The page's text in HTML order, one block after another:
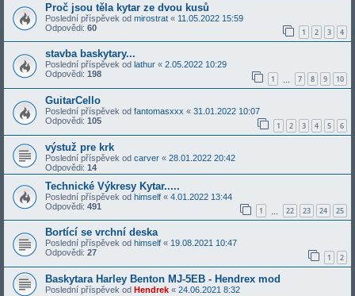
Proč jsou těla kytar ze dvou kusů
Poslední příspěvek od mirostrat « 11.05.2022 15:59
Odpovědi: 60 1 2 3 4
stavba baskytary...
Poslední příspěvek od lathur « 2.05.2022 10:29
Odpovědi: 198 1 7 8 9 10
GuitarCello
Poslední příspěvek od fantomasxxx « 31.01.2022 10:07
Odpovědi: 105 1 2 3 4 5 6
výstuž pre krk
Poslední příspěvek od carver « 28.01.2022 20:42
Odpovědi: 14
Technické Výkresy Kytar.....
Poslední příspěvek od himself « 4.01.2022 13:44
Odpovědi: 491 1 22 23 24 25
Bortící se vrchní deska
Poslední příspěvek od himself « 19.08.2021 10:47
Odpovědi: 27 1 2
Baskytara Harley Benton MJ-5EB - Hendrex mod
Poslední příspěvek od Hendrek « 24.06.2021 8:32